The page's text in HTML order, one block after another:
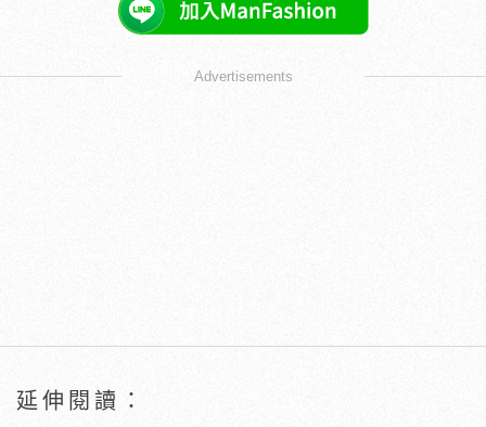
Advertisements
延伸閱讀：